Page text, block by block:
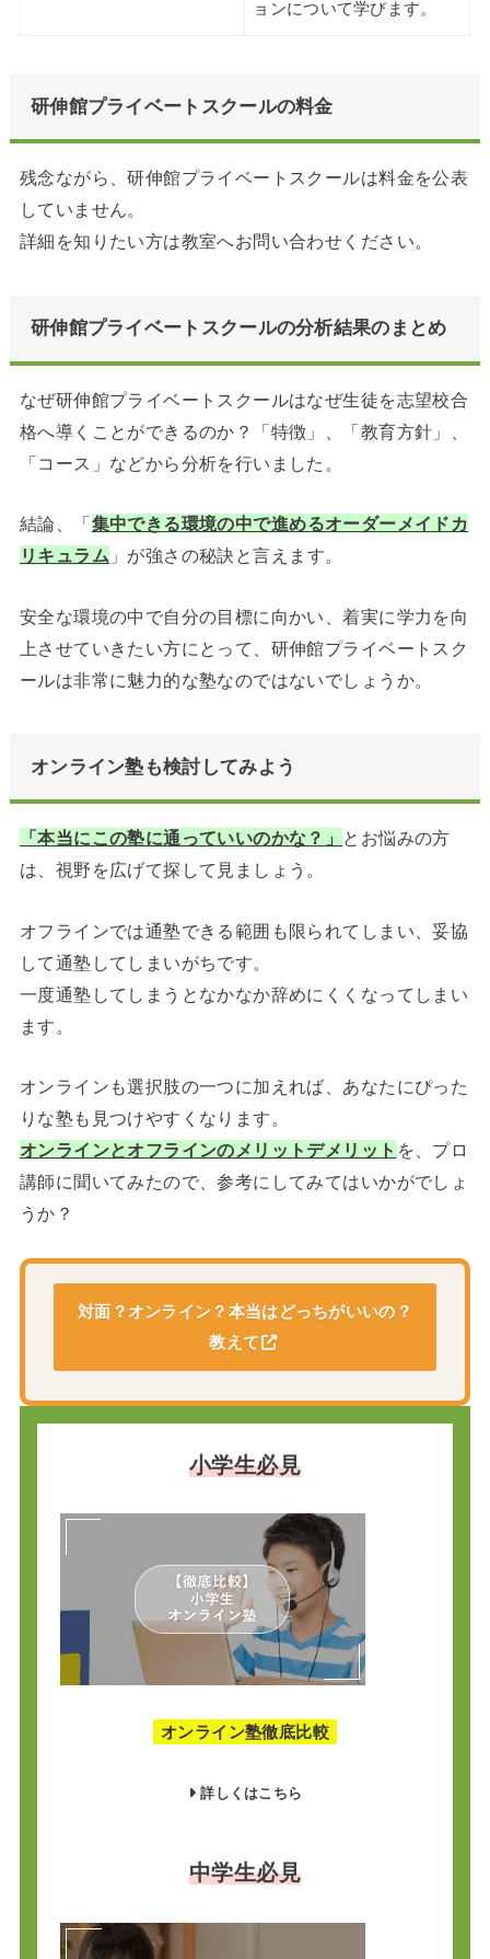
ョンについて学びます。
研伸館プライベートスクールの料金
残念ながら、研伸館プライベートスクールは料金を公表
していません。
詳細を知りたい方は教室へお問い合わせください。
研伸館プライベートスクールの分析結果のまとめ
なぜ研伸館プライベートスクールはなぜ生徒を志望校合
格へ導くことができるのか？「特徴」、「教育方針」、
「コース」などから分析を行いました。
結論、「 集中できる環境の中で進めるオーダーメイドカ
リキュラム 」が強さの秘訣と言えます。
安全な環境の中で自分の目標に向かい、着実に学力を向
上させていきたい方にとって、研伸館プライベートスク
ールは非常に魅力的な塾なのではないでしょうか。
オンライン塾も検討してみよう
「本当にこの塾に通っていいのかな？ 」 とお悩みの方
は、視野を広げて探して見ましょう。
オフラインでは通塾できる範囲も限られてしまい、妥協
して通塾してしまいがちです。
一度通塾してしまうとなかなか辞めにくくなってしまい
ます。
オンラインも選択肢の一つに加えれば、あなたにぴった
りな塾も見つけやすくなります。
オンラインとオフラインのメリットデメリット を、プロ
講師に聞いてみたので、参考にしてみてはいかがでしょ
うか？
対面？オンライン？本当はどっちがいいの？
教えて
小学生必見
オンライン塾徹底比較
詳しくはこちら
中学生必見